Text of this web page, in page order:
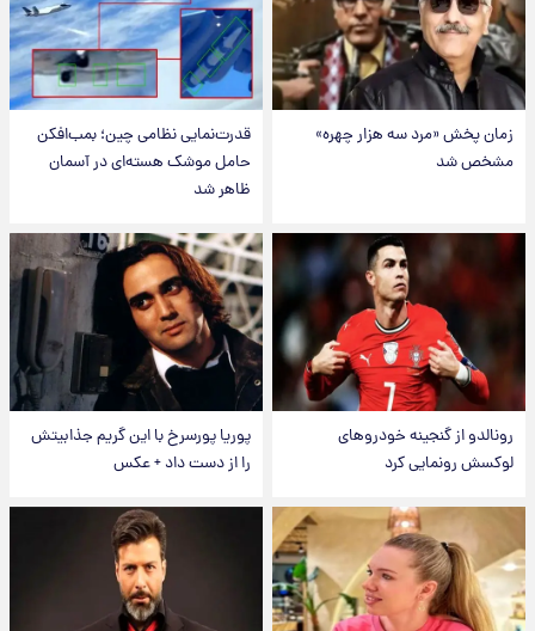
زمان پخش «مرد سه هزار چهره»
مشخص شد
قدرت‌نمایی نظامی چین؛ بمب‌افکن
حامل موشک هسته‌ای در آسمان
ظاهر شد
رونالدو از گنجینه خودروهای
لوکسش رونمایی کرد
پوریا پورسرخ با این گریم جذابیتش
را از دست داد + عکس